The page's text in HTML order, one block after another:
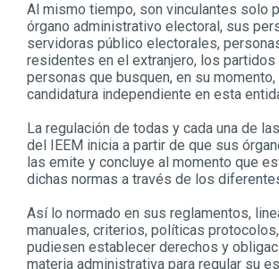
Al mismo tiempo, son vinculantes solo
órgano administrativo electoral, sus
servidoras público electorales,
residentes en el extranjero, los
personas que busquen, en su momento,
candidatura independiente en esta
La regulación de todas y cada una de
del IEEM inicia a partir de que sus
las emite y concluye al momento que
dichas normas a través de los
Así lo normado en sus reglamentos,
manuales, criterios, políticas
pudiesen establecer derechos y
materia administrativa para regular su